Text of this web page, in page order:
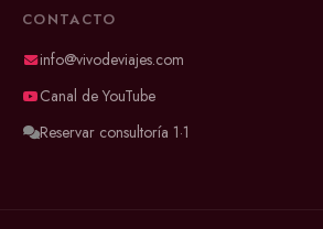
CONTACTO
info@vivodeviajes.com
Canal de YouTube
Reservar consultoría 1·1